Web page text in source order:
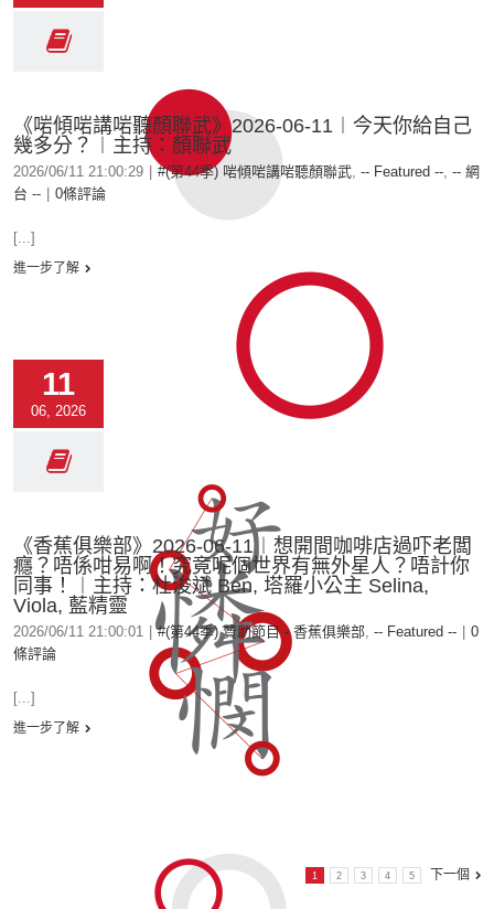
《啱傾啱講啱聽顏聯武》2026-06-11︱今天你給自己
幾多分？︱主持：顏聯武
2026/06/11 21:00:29 #(第44季) 啱傾啱講啱聽顏聯武, -- Featured --, -- 網
台 --
0條評論
[...]
進一步了解
11
06, 2026
《香蕉俱樂部》2026-06-11︱想開間咖啡店過吓老闆
癮？唔係咁易啊！究竟呢個世界有無外星人？唔計你
同事！︱主持：杜浚斌 Ben, 塔羅小公主 Selina,
Viola, 藍精靈
2026/06/11 21:00:01 #(第44季) 贊助節目 - 香蕉俱樂部, -- Featured --
0
條評論
[...]
進一步了解
1 2 3 4 5 下一個